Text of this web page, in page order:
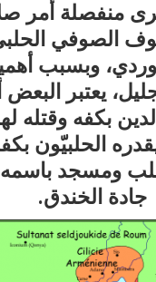
منفصلة أمر
الصوفي
وبسبب
يعتبر
بكفه وقتله
الحلبيّون
ومسجد
جادة الخندق.